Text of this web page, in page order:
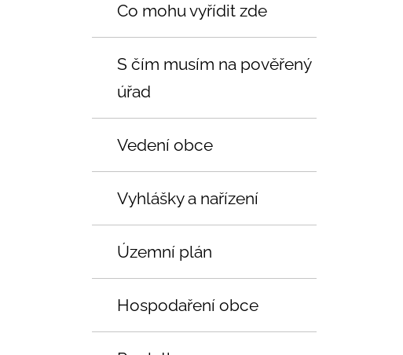
Co mohu vyřídit zde
S čím musím na pověřený
úřad
Vedení obce
Vyhlášky a nařízení
Územní plán
Hospodaření obce